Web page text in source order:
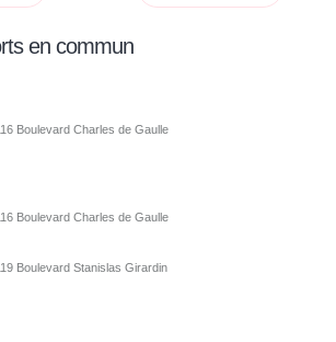
en commun
Boulevard Charles de Gaulle
Boulevard Charles de Gaulle
Boulevard Stanislas Girardin